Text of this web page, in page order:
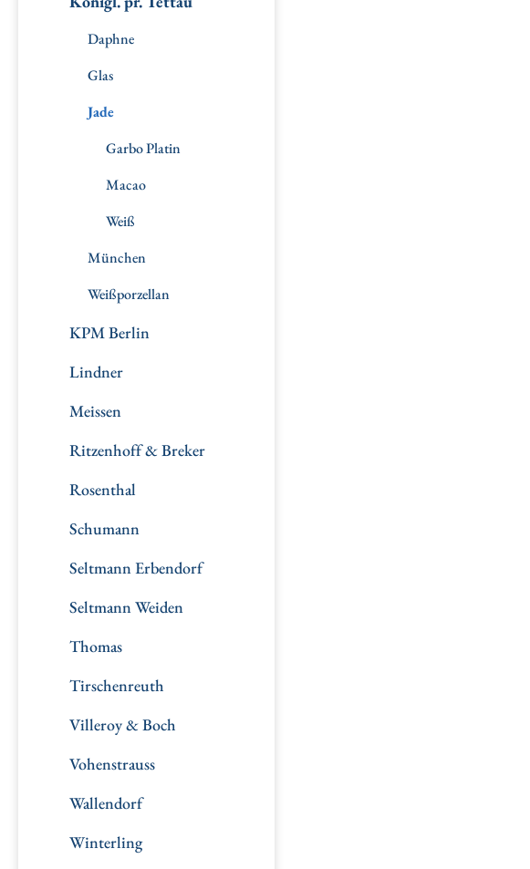
Daphne
Glas
Jade
Garbo Platin
Macao
Weiß
München
Weißporzellan
KPM Berlin
Lindner
Meissen
Ritzenhoff & Breker
Rosenthal
Schumann
Seltmann Erbendorf
Seltmann Weiden
Thomas
Tirschenreuth
Villeroy & Boch
Vohenstrauss
Wallendorf
Winterling